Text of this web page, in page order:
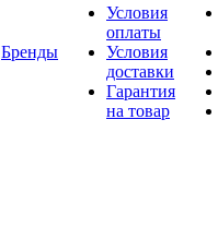
Бренды
Условия
оплаты
Условия
доставки
Гарантия
на товар